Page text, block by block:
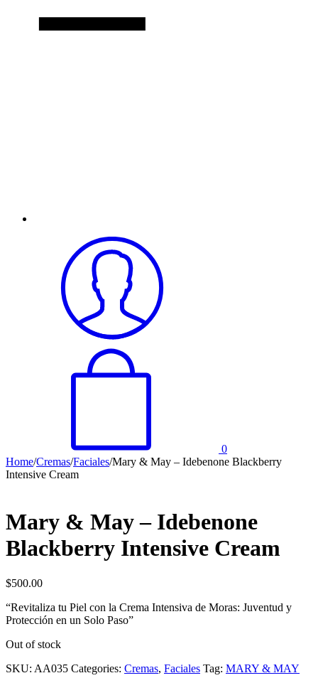
0
Home/Cremas/Faciales/Mary & May – Idebenone Blackberry
Intensive Cream
Mary & May – Idebenone
Blackberry Intensive Cream
$500.00
“Revitaliza tu Piel con la Crema Intensiva de Moras: Juventud y
Protección en un Solo Paso”
Out of stock
SKU: AA035 Categories: Cremas, Faciales Tag: MARY & MAY